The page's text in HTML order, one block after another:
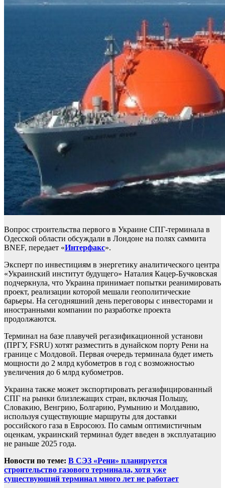
Вопрос строительства первого в Украине СПГ-терминала в
Одесской области обсуждали в Лондоне на полях саммита
BNEF, передает «Интерфакс».
Эксперт по инвестициям в энергетику аналитического центра
«Украинский институт будущего» Наталия Кацер-Бучковская
подчеркнула, что Украина принимает попытки реанимировать
проект, реализации которой мешали геополитические
барьеры. На сегодняшний день переговоры с инвесторами и
иностранными компании по разработке проекта
продолжаются.
Терминал на базе плавучей регазификационной установи
(ПРГУ, FSRU) хотят разместить в дунайском порту Рени на
границе с Молдовой. Первая очередь терминала будет иметь
мощности до 2 млрд кубометров в год с возможностью
увеличения до 6 млрд кубометров.
Украина также может экспортировать регазифицированный
СПГ на рынки близлежащих стран, включая Польшу,
Словакию, Венгрию, Болгарию, Румынию и Молдавию,
используя существующие маршруты для доставки
российского газа в Евросоюз. По самым оптимистичным
оценкам, украинский терминал будет введен в эксплуатацию
не раньше 2025 года.
Новости по теме: В СЭЗ «Рени» планируется
строительство газового терминала, хотя уже
существующий терминал много лет не работает